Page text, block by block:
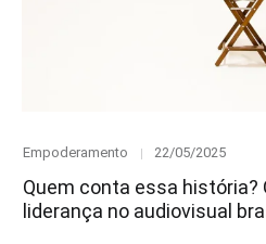
Category
Empoderamento
Posted
22/05/2025
Quem conta essa história?
liderança no audiovisual